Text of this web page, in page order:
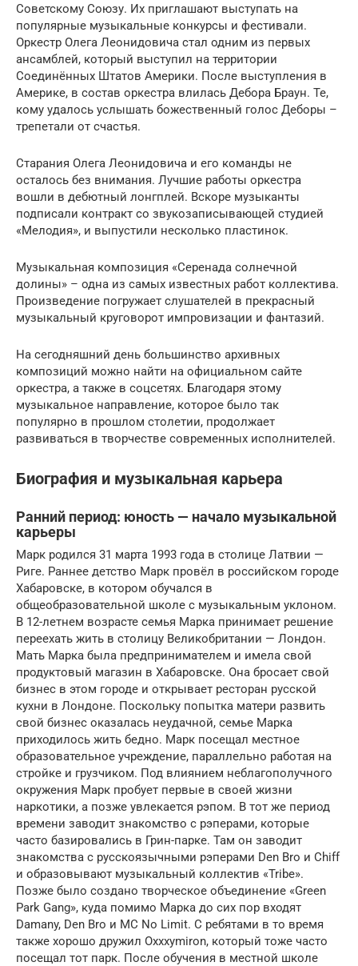
Советскому Союзу. Их приглашают выступать на
популярные музыкальные конкурсы и фестивали.
Оркестр Олега Леонидовича стал одним из первых
ансамблей, который выступил на территории
Соединённых Штатов Америки. После выступления в
Америке, в состав оркестра влилась Дебора Браун. Те,
кому удалось услышать божественный голос Деборы –
трепетали от счастья.
Старания Олега Леонидовича и его команды не
осталось без внимания. Лучшие работы оркестра
вошли в дебютный лонгплей. Вскоре музыканты
подписали контракт со звукозаписывающей студией
«Мелодия», и выпустили несколько пластинок.
Музыкальная композиция «Серенада солнечной
долины» – одна из самых известных работ коллектива.
Произведение погружает слушателей в прекрасный
музыкальный круговорот импровизации и фантазий.
На сегодняшний день большинство архивных
композиций можно найти на официальном сайте
оркестра, а также в соцсетях. Благодаря этому
музыкальное направление, которое было так
популярно в прошлом столетии, продолжает
развиваться в творчестве современных исполнителей.
Биография и музыкальная карьера
Ранний период: юность — начало музыкальной
карьеры
Марк родился 31 марта 1993 года в столице Латвии —
Риге. Раннее детство Марк провёл в российском городе
Хабаровске, в котором обучался в
общеобразовательной школе с музыкальным уклоном.
В 12-летнем возрасте семья Марка принимает решение
переехать жить в столицу Великобритании — Лондон.
Мать Марка была предпринимателем и имела свой
продуктовый магазин в Хабаровске. Она бросает свой
бизнес в этом городе и открывает ресторан русской
кухни в Лондоне. Поскольку попытка матери развить
свой бизнес оказалась неудачной, семье Марка
приходилось жить бедно. Марк посещал местное
образовательное учреждение, параллельно работая на
стройке и грузчиком. Под влиянием неблагополучного
окружения Марк пробует первые в своей жизни
наркотики, а позже увлекается рэпом. В тот же период
времени заводит знакомство с рэперами, которые
часто базировались в Грин-парке. Там он заводит
знакомства с русскоязычными рэперами Den Bro и Chiff
и образовывают музыкальный коллектив «Tribe».
Позже было создано творческое объединение «Green
Park Gang», куда помимо Марка до сих пор входят
Damany, Den Bro и MC No Limit. С ребятами в то время
также хорошо дружил Oxxxymiron, который тоже часто
посещал тот парк. После обучения в местной школе